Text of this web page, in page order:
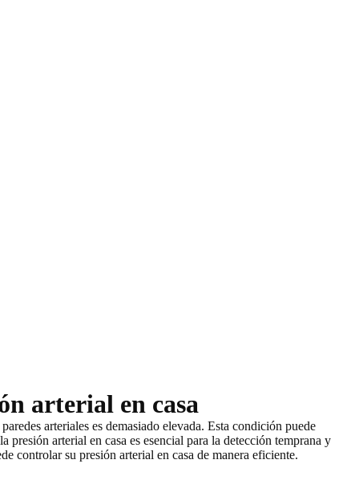
arterial en casa
arteriales es demasiado elevada. Esta condición puede
arterial en casa es esencial para la detección temprana y
controlar su presión arterial en casa de manera eficiente.